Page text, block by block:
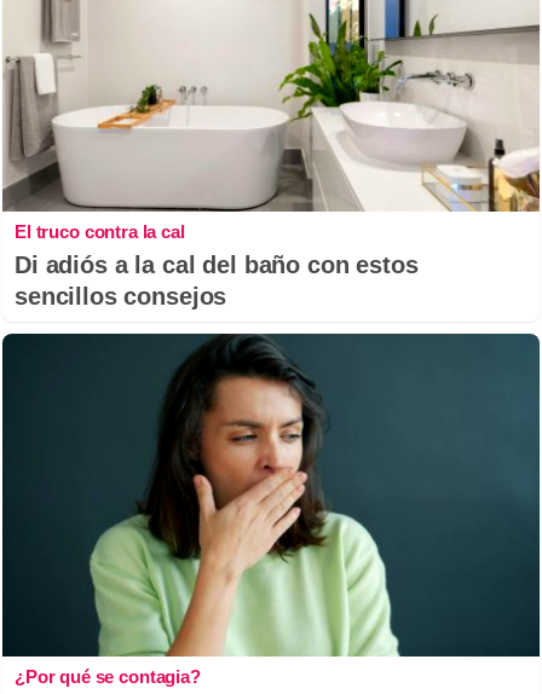
El truco contra la cal
Di adiós a la cal del baño con estos
sencillos consejos
¿Por qué se contagia?